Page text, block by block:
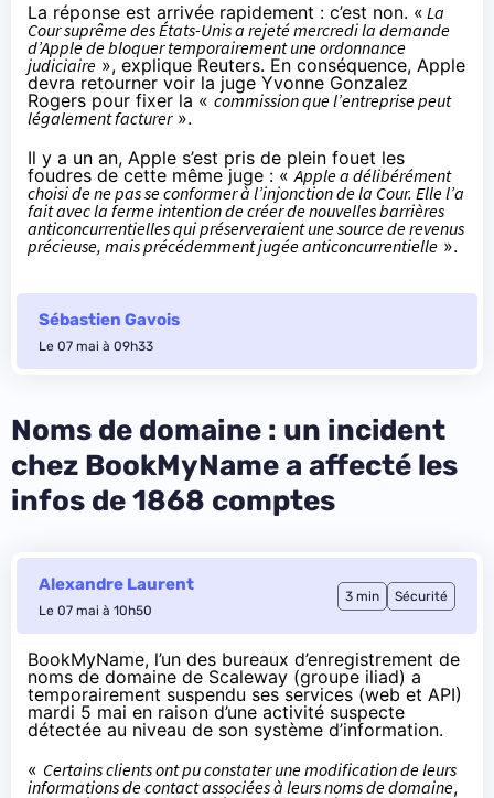
La réponse est arrivée rapidement : c’est non. « La
Cour suprême des États-Unis a rejeté mercredi la demande
d’Apple de bloquer temporairement une ordonnance
judiciaire », explique Reuters. En conséquence, Apple
devra retourner voir la juge Yvonne Gonzalez
Rogers pour fixer la « commission que l’entreprise peut
légalement facturer».
Il y a un an, Apple s’est pris de plein fouet les
foudres de cette même juge : «Apple a délibérément
choisi de ne pas se conformer à l’injonction de la Cour. Elle l’a
fait avec la ferme intention de créer de nouvelles barrières
anticoncurrentielles qui préserveraient une source de revenus
précieuse, mais précédemment jugée anticoncurrentielle ».
Sébastien Gavois
Le 07 mai à 09h33
Noms de domaine : un incident
chez BookMyName a affecté les
infos de 1868 comptes
Alexandre Laurent
Le 07 mai à 10h50
3 min Sécurité
BookMyName, l’un des bureaux d’enregistrement de
noms de domaine de Scaleway (groupe iliad) a
temporairement suspendu ses services (web et API)
mardi 5 mai en raison d’une activité suspecte
détectée au niveau de son système d’information.
« Certains clients ont pu constater une modification de leurs
informations de contact associées à leurs noms de domaine,